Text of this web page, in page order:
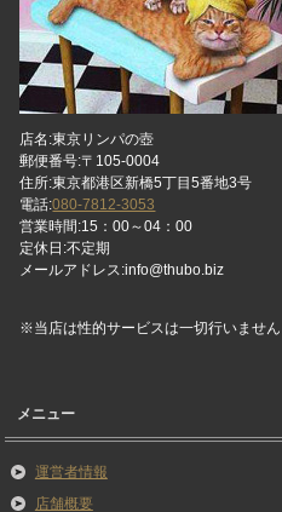
店名:東京リンパの壺
郵便番号:〒105-0004
住所:東京都港区新橋5丁目5番地3号
電話:080-7812-3053
営業時間:15：00～04：00
定休日:不定期
メールアドレス:info@thubo.biz
※当店は性的サービスは一切行いません
メニュー
運営者情報
店舗概要